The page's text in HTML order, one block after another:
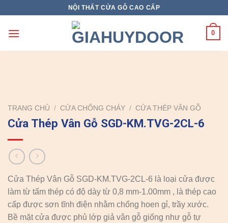
content
NỘI THẤT CỬA GỖ CAO CẤP
0
TRANG CHỦ / CỬA CHỐNG CHÁY / CỬA THÉP VÂN GỖ
Cửa Thép Vân Gỗ SGD-KM.TVG-2CL-6
Cửa Thép Vân Gỗ SGD-KM.TVG-2CL-6 là loại cửa được
làm từ tấm thép có độ dày từ 0,8 mm-1.00mm , là thép cao
cấp được sơn tĩnh điện nhằm chống hoen gỉ, trầy xước.
Bề mặt cửa được phủ lớp giả vân gỗ giống như gỗ tự